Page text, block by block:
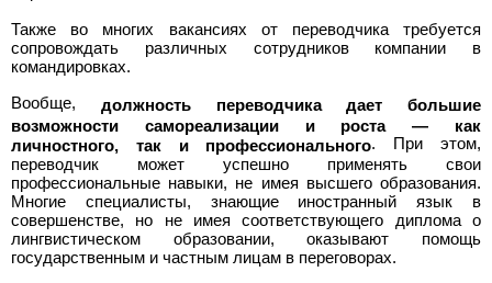
Также во многих вакансиях от переводчика требуется
сопровождать различных сотрудников компании в
командировках.
Вообще, должность переводчика дает большие
возможности самореализации и роста — как
личностного, так и профессионального. При этом,
переводчик может успешно применять свои
профессиональные навыки, не имея высшего образования.
Многие специалисты, знающие иностранный язык в
совершенстве, но не имея соответствующего диплома о
лингвистическом образовании, оказывают помощь
государственным и частным лицам в переговорах.